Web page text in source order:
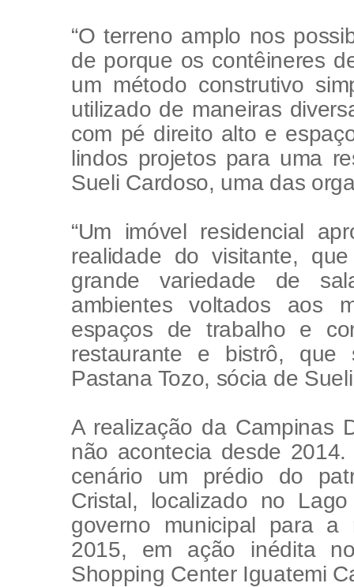
“O terreno amplo nos
de porque os contêineres
um método construtivo
utilizado de maneiras
com pé direito alto e
lindos projetos para uma
Sueli Cardoso, uma das
“Um imóvel residencial
realidade do visitante,
grande variedade de
ambientes voltados aos
espaços de trabalho e
restaurante e bistrô, que
Pastana Tozo, sócia de
A realização da Campinas
não acontecia desde
cenário um prédio do
Cristal, localizado no
governo municipal para
2015, em ação inédita
Shopping Center Iguatemi